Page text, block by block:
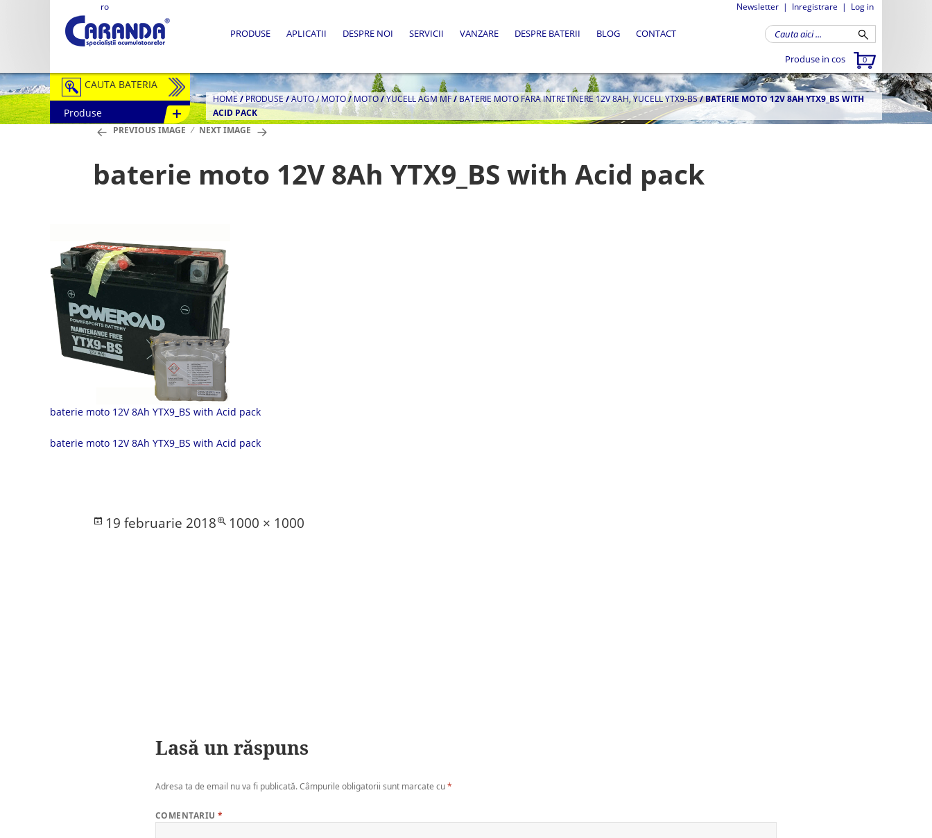
ro Newsletter | Inregistrare | Log in
Produse in cos 0
PRODUSE APLICATII DESPRE NOI SERVICII VANZARE DESPRE BATERII BLOG CONTACT
CAUTA BATERIA
Auto / Moto
Semitractiune
Accesorii Baterii
Fotovoltaice
Produse
HOME/PRODUSE /AUTO / MOTO/MOTO/YUCELL AGM MF/BATERIE MOTO FARA INTRETINERE 12V 8AH, YUCELL YTX9-BS/BATERIE MOTO 12V 8AH YTX9_BS WITH
ACID PACK
PREVIOUS IMAGE
NEXT IMAGE
baterie moto 12V 8Ah YTX9_BS with Acid pack
baterie moto 12V 8Ah YTX9_BS with Acid pack
baterie moto 12V 8Ah YTX9_BS with Acid pack
Posted
19 februarie 2018
Full
1000 × 1000
Lasă un răspuns
Adresa ta de email nu va fi publicată.Câmpurile obligatorii sunt marcate cu*
COMENTARIU*